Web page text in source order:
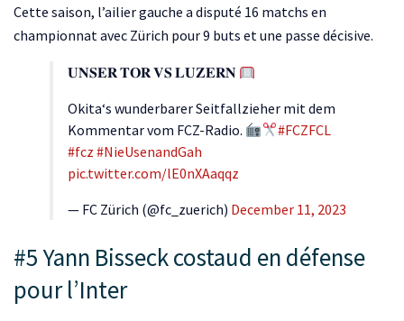
Cette saison, l’ailier gauche a disputé 16 matchs en
championnat avec Zürich pour 9 buts et une passe décisive.
𝐔𝐍𝐒𝐄𝐑 𝐓𝐎𝐑 𝐕𝐒 𝐋𝐔𝐙𝐄𝐑𝐍
Okita‘s wunderbarer Seitfallzieher mit dem
Kommentar vom FCZ-Radio.
#FCZFCL
#fcz #NieUsenandGah
pic.twitter.com/lE0nXAaqqz
— FC Zürich (@fc_zuerich) December 11, 2023
#5 Yann Bisseck costaud en défense
pour l’Inter